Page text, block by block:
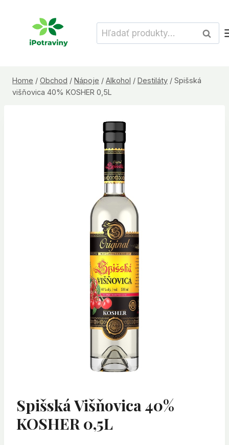
Hľadať:
Home / Obchod / Nápoje / Alkohol / Destiláty / Spišská
višňovica 40% KOSHER 0,5L
Spišská Višňovica 40%
KOSHER 0,5L